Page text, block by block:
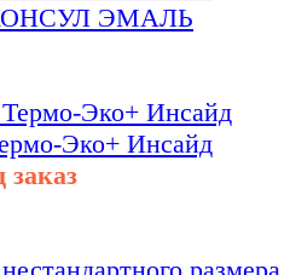
ЭМАЛЬ
Эко+ Инсайд